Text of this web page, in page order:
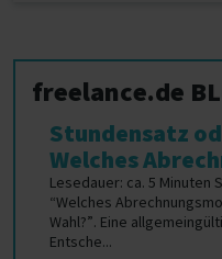
freelance.de
Stundensatz
Welches
Lesedauer: ca. 5
“Welches
Wahl?”. Eine
Entsche...